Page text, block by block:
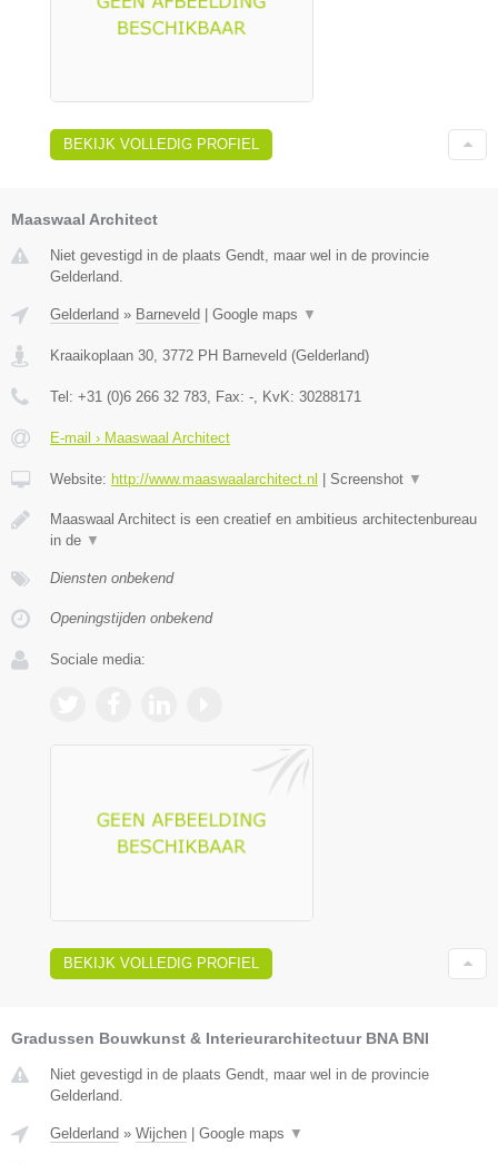
BEKIJK VOLLEDIG PROFIEL
Maaswaal Architect
Niet gevestigd in de plaats Gendt, maar wel in de provincie
Gelderland.
Gelderland » Barneveld Google maps ▼
Kraaikoplaan 30, 3772 PH Barneveld (Gelderland)
Tel: +31 (0)6 266 32 783, Fax: -, KvK: 30288171
E-mail › Maaswaal Architect
Website: http://www.maaswaalarchitect.nl Screenshot ▼
Maaswaal Architect is een creatief en ambitieus architectenbureau
in de ▼
Diensten onbekend
Openingstijden onbekend
Sociale media:
BEKIJK VOLLEDIG PROFIEL
Gradussen Bouwkunst & Interieurarchitectuur BNA BNI
Niet gevestigd in de plaats Gendt, maar wel in de provincie
Gelderland.
Gelderland » Wijchen Google maps ▼